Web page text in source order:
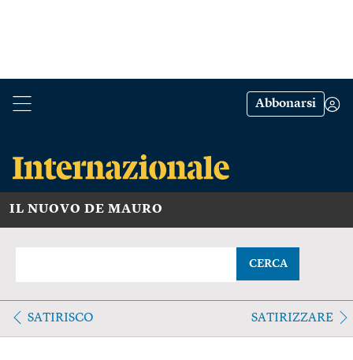
Abbonarsi
IL NUOVO DE MAURO
CERCA
SATIRISCO SATIRIZZARE